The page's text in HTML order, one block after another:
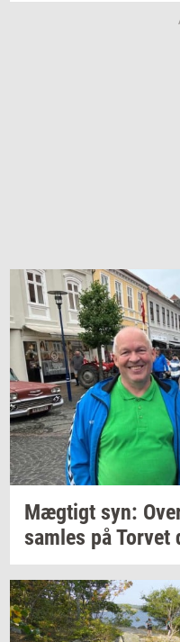
Mæg­tigt syn:
sam­les påTor­vet